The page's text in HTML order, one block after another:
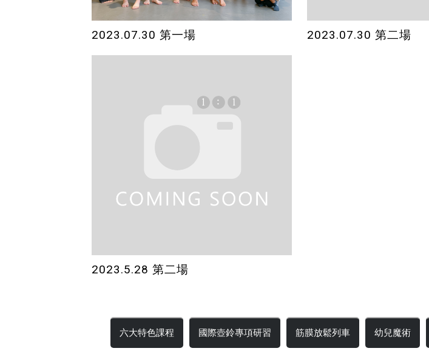
2023.07.30 第一場 2023.07.30 第二場
2023.5.28 第二場
六大特色課程 國際壺鈴專項研習 筋膜放鬆列車 幼兒魔術